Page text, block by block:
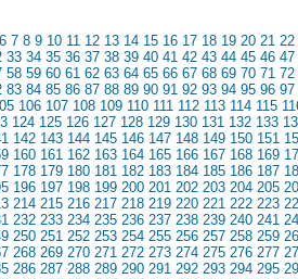
6 7 8 9 10 11 12 13 14 15 16 17 18 19 20 21 22
33 34 35 36 37 38 39 40 41 42 43 44 45 46 47
58 59 60 61 62 63 64 65 66 67 68 69 70 71 72
83 84 85 86 87 88 89 90 91 92 93 94 95 96 97
106 107 108 109 110 111 112 113 114 115
124 125 126 127 128 129 130 131 132 133
142 143 144 145 146 147 148 149 150 151
160 161 162 163 164 165 166 167 168 169
178 179 180 181 182 183 184 185 186 187
196 197 198 199 200 201 202 203 204 205
214 215 216 217 218 219 220 221 222 223
232 233 234 235 236 237 238 239 240 241
250 251 252 253 254 255 256 257 258 259
268 269 270 271 272 273 274 275 276 277
286 287 288 289 290 291 292 293 294 295